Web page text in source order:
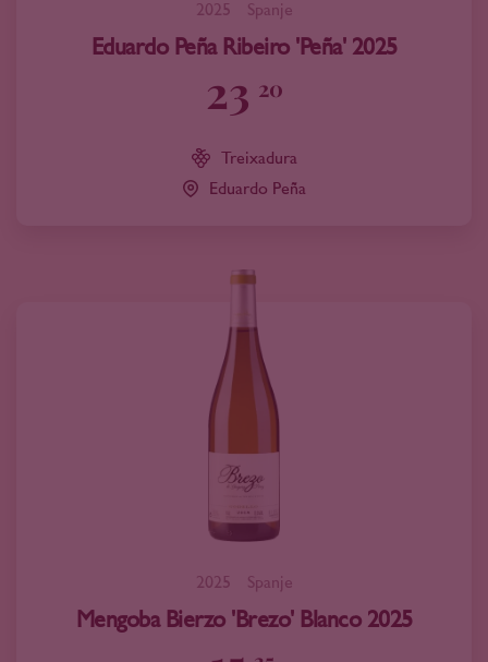
2025 Spanje
Eduardo Peña Ribeiro 'Peña' 2025
23 20
Treixadura
Eduardo Peña
2025 Spanje
Mengoba Bierzo 'Brezo' Blanco 2025